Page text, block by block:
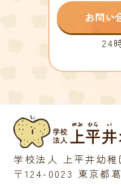
お問い
24
学校法人 上平井幼稚
〒124-0023 東京都